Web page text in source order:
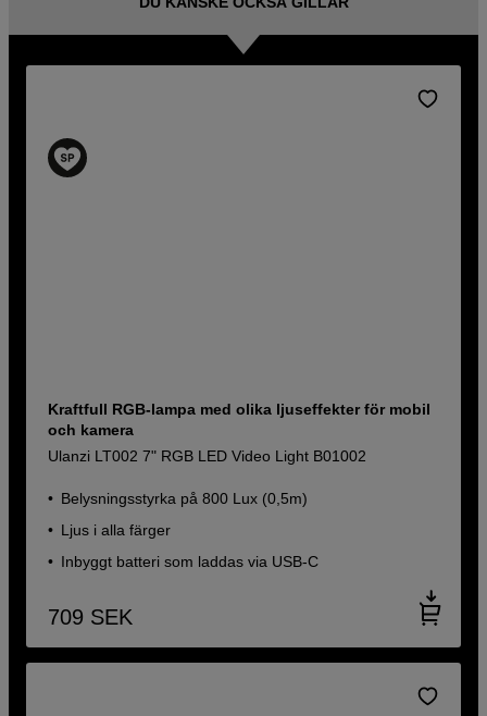
Kraftfull RGB-lampa med olika ljuseffekter för mobil
och kamera
Ulanzi LT002 7" RGB LED Video Light B01002
Belysningsstyrka på 800 Lux (0,5m)
Ljus i alla färger
Inbyggt batteri som laddas via USB-C
709 SEK